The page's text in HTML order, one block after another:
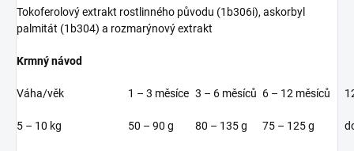
Tokoferolový extrakt rostlinného původu (1b306i), askorbyl
palmitát (1b304) a rozmarýnový extrakt
Krmný návod
Váha/věk 1 – 3 měsíce 3 – 6 měsíců 6 – 12 měsíců
5 – 10 kg 50 – 90 g 80 – 135 g 75 – 125 g